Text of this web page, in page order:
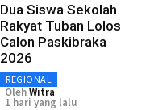
Dua Siswa Sekolah
Rakyat Tuban Lolos
Calon Paskibraka
2026
REGIONAL
OlehWitra
1 hari yang lalu